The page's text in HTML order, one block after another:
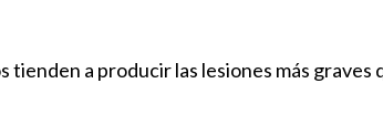
tienden a producir las lesiones más graves